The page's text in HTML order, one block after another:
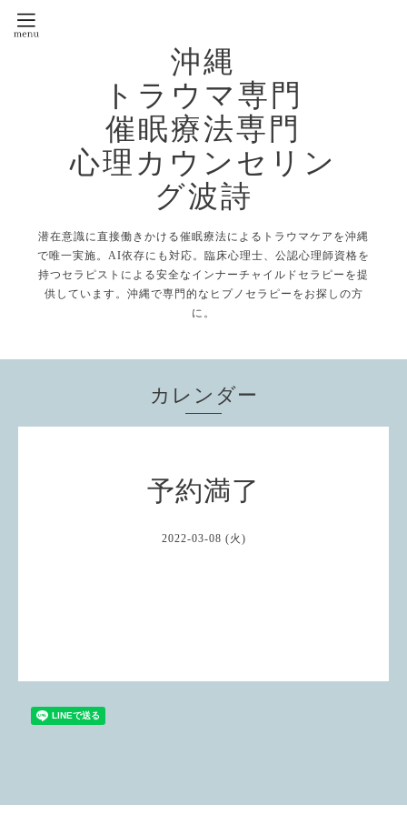
沖縄
トラウマ専門
催眠療法専門
心理カウンセリン
グ波詩
潜在意識に直接働きかける催眠療法によるトラウマケアを沖縄
で唯一実施。AI依存にも対応。臨床心理士、公認心理師資格を
持つセラピストによる安全なインナーチャイルドセラピーを提
供しています。沖縄で専門的なヒプノセラピーをお探しの方
に。
カレンダー
予約満了
2022-03-08 (火)